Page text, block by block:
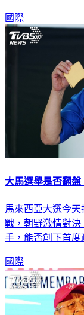
國際
大馬選舉是否翻
馬來西亞大選今
戰，朝野激情對
手，能否創下首度
國際